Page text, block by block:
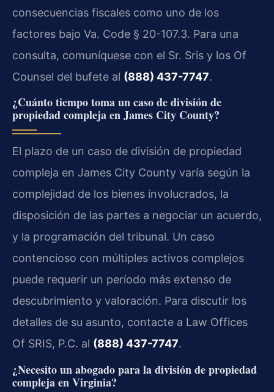
consecuencias fiscales como uno de los
factores bajo Va. Code § 20-107.3. Para una
consulta, comuníquese con el Sr. Sris y los Of
Counsel del bufete al (888) 437-7747.
¿Cuánto tiempo toma un caso de división de
propiedad compleja en James City County?
El plazo de un caso de división de propiedad
compleja en James City County varía según la
complejidad de los bienes involucrados, la
disposición de las partes a negociar un acuerdo,
y la programación del tribunal. Un caso
contencioso con múltiples activos complejos
puede requerir un período más extenso de
descubrimiento y valoración. Para discutir los
detalles de su asunto, contacte a Law Offices
Of SRIS, P.C. al (888) 437-7747.
¿Necesito un abogado para la división de propiedad
compleja en Virginia?